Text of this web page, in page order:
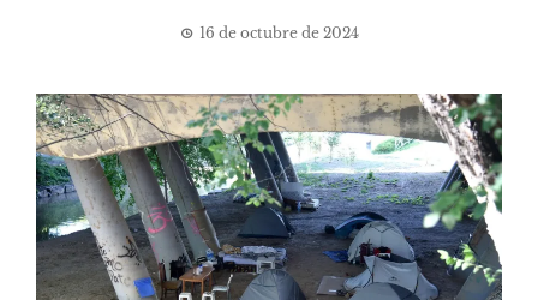
16 de octubre de 2024